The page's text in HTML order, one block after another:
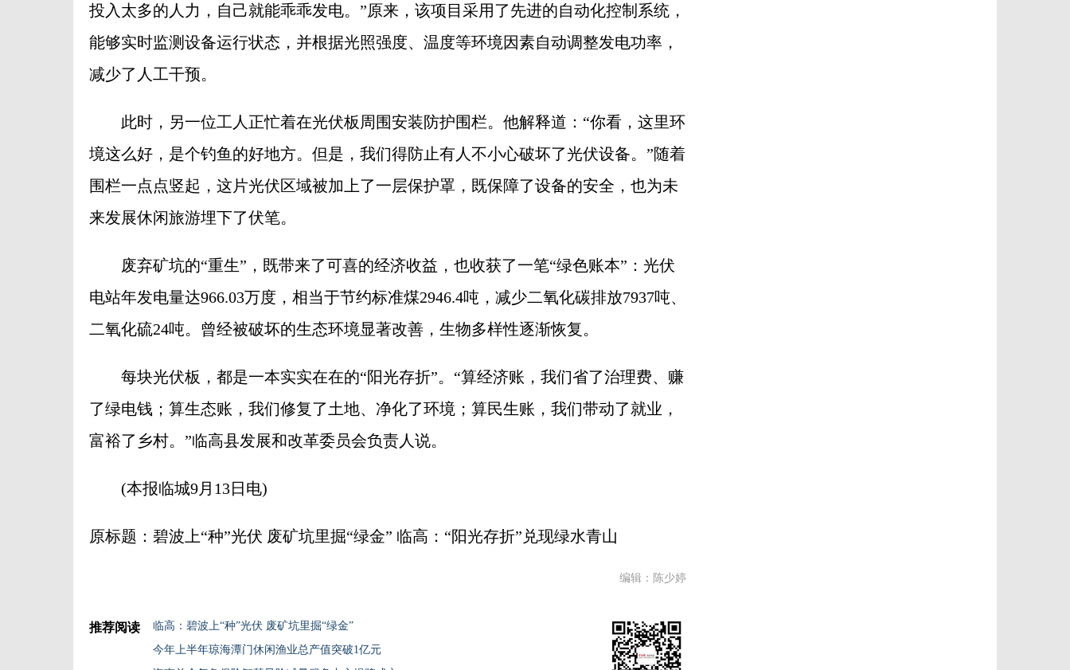
投入太多的人力，自己就能乖乖发电。”原来，该项目采用了先进的自动化控制系统，
能够实时监测设备运行状态，并根据光照强度、温度等环境因素自动调整发电功率，
减少了人工干预。
此时，另一位工人正忙着在光伏板周围安装防护围栏。他解释道：“你看，这里环
境这么好，是个钓鱼的好地方。但是，我们得防止有人不小心破坏了光伏设备。”随着
围栏一点点竖起，这片光伏区域被加上了一层保护罩，既保障了设备的安全，也为未
来发展休闲旅游埋下了伏笔。
废弃矿坑的“重生”，既带来了可喜的经济收益，也收获了一笔“绿色账本”：光伏
电站年发电量达966.03万度，相当于节约标准煤2946.4吨，减少二氧化碳排放7937吨、
二氧化硫24吨。曾经被破坏的生态环境显著改善，生物多样性逐渐恢复。
每块光伏板，都是一本实实在在的“阳光存折”。“算经济账，我们省了治理费、赚
了绿电钱；算生态账，我们修复了土地、净化了环境；算民生账，我们带动了就业，
富裕了乡村。”临高县发展和改革委员会负责人说。
(本报临城9月13日电)
原标题：碧波上“种”光伏 废矿坑里掘“绿金” 临高：“阳光存折”兑现绿水青山
编辑：陈少婷
推荐阅读
临高：碧波上“种”光伏 废矿坑里掘“绿金”
今年上半年琼海潭门休闲渔业总产值突破1亿元